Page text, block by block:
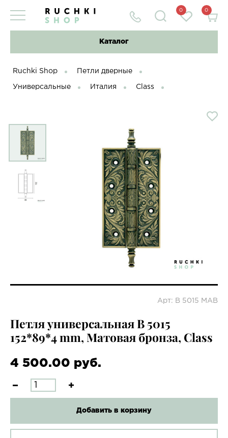
0 0
Каталог
Ruchki Shop Петли дверные
Универсальные Италия Class
Арт: B 5015 MAB
Петля универсальная B 5015
152*89*4 mm, Матовая бронза, Class
4 500.00 руб.
Добавить в корзину